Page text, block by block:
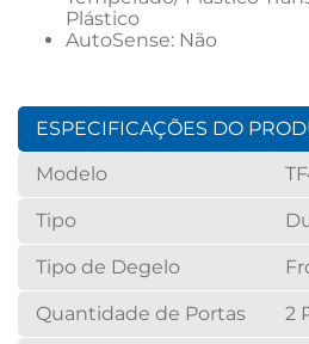
Plástico
AutoSense: Não
ESPECIFICAÇÕES DO
Modelo
Tipo
Tipo de Degelo
Quantidade de Portas 2